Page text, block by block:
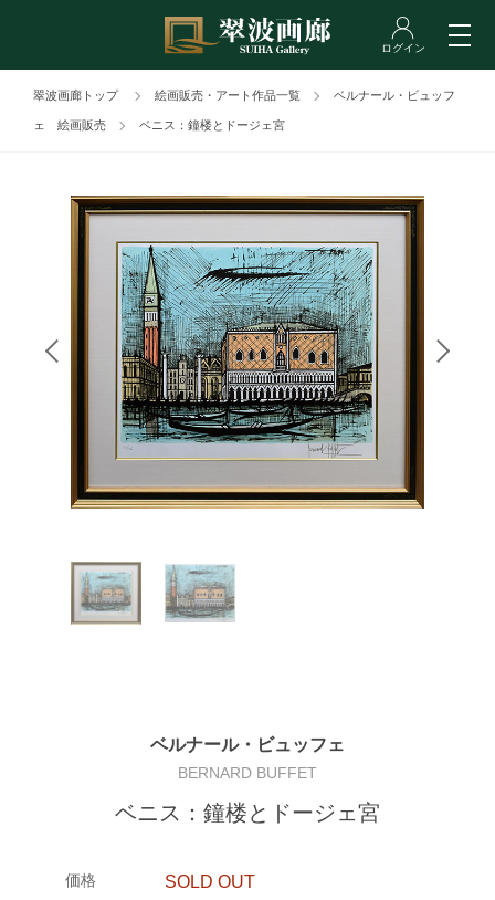
翠波画廊トップ 絵画販売・アート作品一覧 ベルナール・ビュッフ
ェ 絵画販売 ベニス：鐘楼とドージェ宮
ベルナール・ビュッフェ
BERNARD BUFFET
ベニス：鐘楼とドージェ宮
価格 SOLD OUT